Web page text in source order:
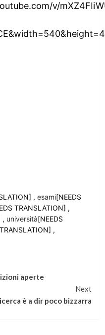
v/
, esami[NEEDS
TRANSLATION] ,
, università[NEEDS
,
aperte
Next
è a dir poco bizzarra